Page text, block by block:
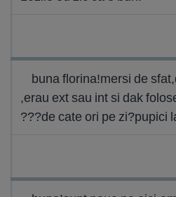
buna florina!mersi de
,erau ext sau int si dak
???de cate ori pe zi?pupici